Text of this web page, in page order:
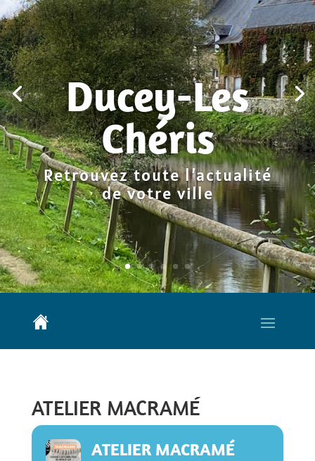
Ducey-Les
Chéris
Retrouvez toute l’actualité
de votre ville
ATELIER MACRAMÉ
ATELIER MACRAMÉ